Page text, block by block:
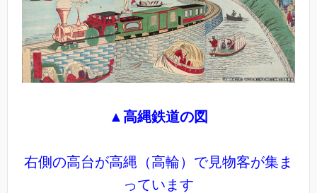
▲ 高縄鉄道の図
右側の高台が高縄（高輪）で見物客が集ま
っています